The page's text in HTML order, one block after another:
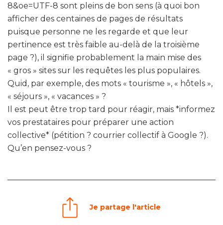
8&oe=UTF-8 sont pleins de bon sens (à quoi bon
afficher des centaines de pages de résultats
puisque personne ne les regarde et que leur
pertinence est très faible au-delà de la troisième
page ?), il signifie probablement la main mise des
« gros » sites sur les requêtes les plus populaires.
Quid, par exemple, des mots « tourisme », « hôtels »,
« séjours », « vacances » ?
Il est peut être trop tard pour réagir, mais *informez
vos prestataires pour préparer une action
collective* (pétition ? courrier collectif à Google ?).
Qu’en pensez-vous ?
Je partage l'article